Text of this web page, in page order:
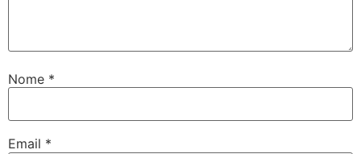
Nome *
Email *